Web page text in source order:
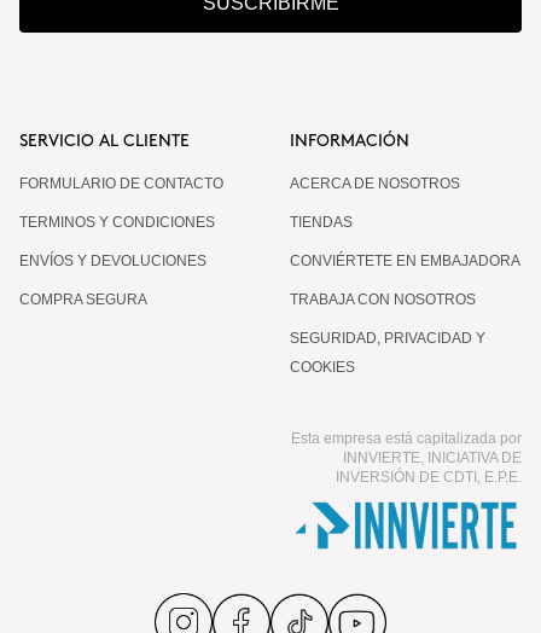
SERVICIO AL CLIENTE
FORMULARIO DE CONTACTO
TERMINOS Y CONDICIONES
ENVÍOS Y DEVOLUCIONES
COMPRA SEGURA
INFORMACIÓN
ACERCA DE NOSOTROS
TIENDAS
CONVIÉRTETE EN EMBAJADORA
TRABAJA CON NOSOTROS
SEGURIDAD, PRIVACIDAD Y
COOKIES
Esta empresa está capitalizada por
INNVIERTE, INICIATIVA DE
INVERSIÓN DE CDTI, E.P.E.